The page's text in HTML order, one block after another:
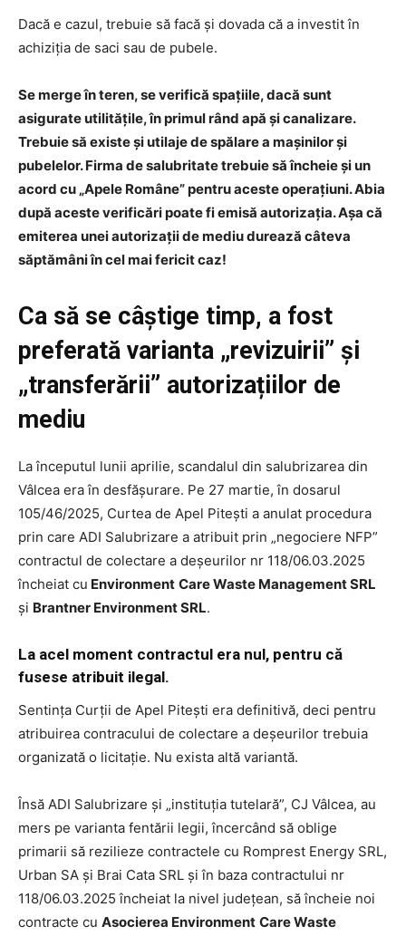
Dacă e cazul, trebuie să facă și dovada că a investit în
achiziția de saci sau de pubele.
Se merge în teren, se verifică spațiile, dacă sunt
asigurate utilitățile, în primul rând apă și canalizare.
Trebuie să existe și utilaje de spălare a mașinilor și
pubelelor. Firma de salubritate trebuie să încheie și un
acord cu „Apele Române” pentru aceste operațiuni. Abia
după aceste verificări poate fi emisă autorizația. Așa că
emiterea unei autorizații de mediu durează câteva
săptămâni în cel mai fericit caz!
Ca să se câștige timp, a fost
preferată varianta „revizuirii” și
„transferării” autorizațiilor de
mediu
La începutul lunii aprilie, scandalul din salubrizarea din
Vâlcea era în desfășurare. Pe 27 martie, în dosarul
105/46/2025, Curtea de Apel Pitești a anulat procedura
prin care ADI Salubrizare a atribuit prin „negociere NFP”
contractul de colectare a deșeurilor nr 118/06.03.2025
încheiat cu Environment Care Waste Management SRL
și Brantner Environment SRL.
La acel moment contractul era nul, pentru că
fusese atribuit ilegal.
Sentința Curții de Apel Pitești era definitivă, deci pentru
atribuirea contracului de colectare a deșeurilor trebuia
organizată o licitație. Nu exista altă variantă.
Însă ADI Salubrizare și „instituția tutelară”, CJ Vâlcea, au
mers pe varianta fentării legii, încercând să oblige
primarii să rezilieze contractele cu Romprest Energy SRL,
Urban SA și Brai Cata SRL și în baza contractului nr
118/06.03.2025 încheiat la nivel județean, să încheie noi
contracte cu Asocierea Environment Care Waste